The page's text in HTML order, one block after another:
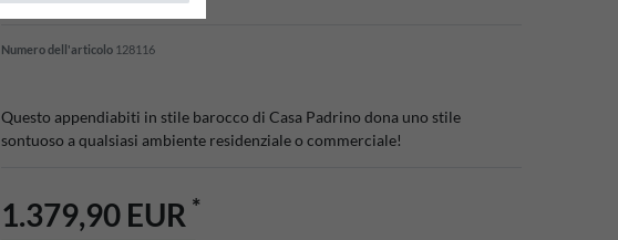
Numero dell'articolo 128116
Questo appendiabiti in stile barocco di Casa Padrino dona uno stile
sontuoso a qualsiasi ambiente residenziale o commerciale!
1.379,90 EUR *